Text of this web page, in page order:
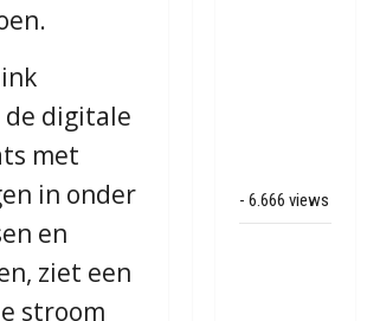
de digitale
met
in onder
en
ziet een
stroom
- 6.666 views